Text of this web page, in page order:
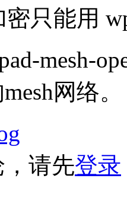
只能用
mesh-
网络。
请先登录